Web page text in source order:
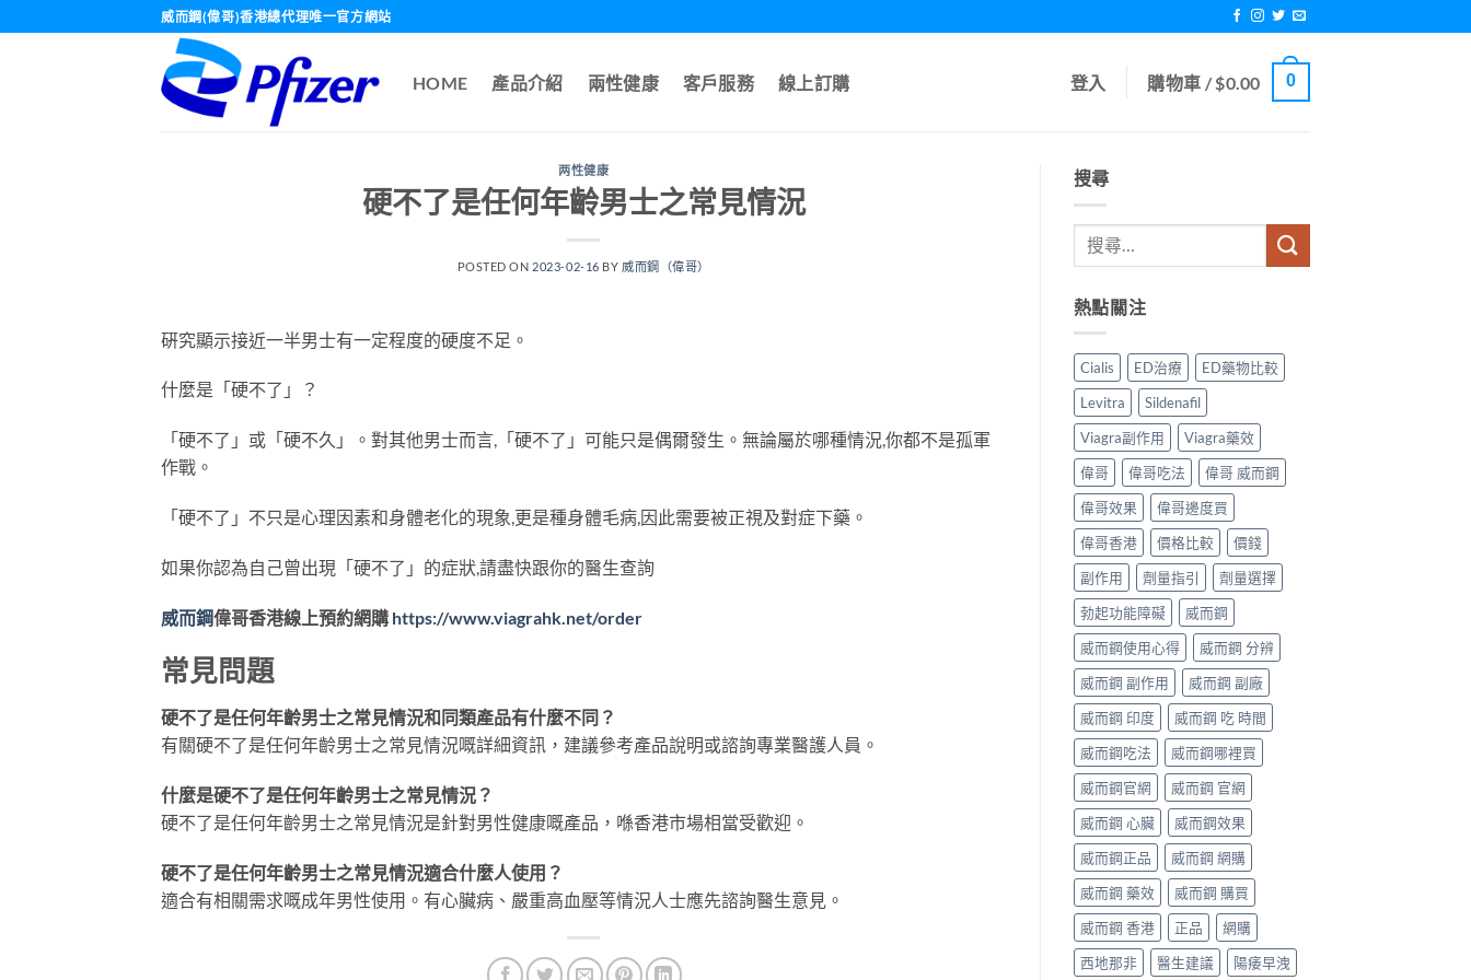
to
威而鋼(偉哥)香港總代理唯一官方網站
HOME 產品介紹 兩性健康 客戶服務 線上訂購 登入 購物車 /$0.00 0
两性健康
硬不了是任何年齡男士之常見情況
POSTED ON 2023-02-16 BY 威而鋼（偉哥）
硏究顯示接近一半男士有一定程度的硬度不足。
什麼是「硬不了」？
「硬不了」或「硬不久」。對其他男士而言,「硬不了」可能只是偶爾發生。無論屬於哪種情況,你都不是孤軍
作戰。
「硬不了」不只是心理因素和身體老化的現象,更是種身體毛病,因此需要被正視及對症下藥。
如果你認為自己曾出現「硬不了」的症狀,請盡快跟你的醫生查詢
威而鋼偉哥香港線上預約網購 https://www.viagrahk.net/order
常見問題
硬不了是任何年齡男士之常見情況和同類產品有什麼不同？
有關硬不了是任何年齡男士之常見情況嘅詳細資訊，建議參考產品說明或諮詢專業醫護人員。
什麼是硬不了是任何年齡男士之常見情況？
硬不了是任何年齡男士之常見情況是針對男性健康嘅產品，喺香港市場相當受歡迎。
硬不了是任何年齡男士之常見情況適合什麼人使用？
適合有相關需求嘅成年男性使用。有心臟病、嚴重高血壓等情況人士應先諮詢醫生意見。
搜尋
熱點關注
Cialis ED治療
ED藥物比較
Levitra
Sildenafil
Viagra副作用
Viagra藥效
偉哥
偉哥吃法
偉哥 威而鋼
偉哥效果
偉哥邊度買
偉哥香港
價格比較
價錢
副作用
劑量指引
劑量選擇
勃起功能障礙
威而鋼
威而鋼使用心得
威而鋼 分辨
威而鋼 副作用
威而鋼 副廠
威而鋼 印度
威而鋼 吃 時間
威而鋼吃法
威而鋼哪裡買
威而鋼官網
威而鋼 官網
威而鋼 心臟
威而鋼效果
威而鋼正品
威而鋼 網購
威而鋼 藥效
威而鋼 購買
威而鋼 香港
正品
網購
西地那非
醫生建議 陽痿早洩